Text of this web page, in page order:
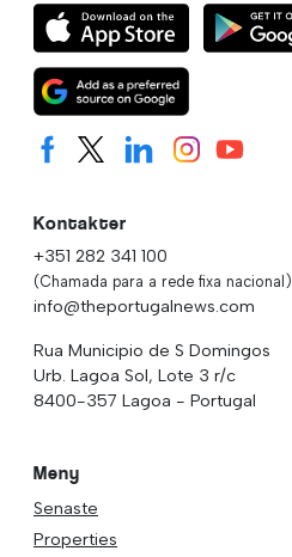
Kontakter
+351 282 341 100
(Chamada para a rede fixa nacional)
info@theportugalnews.com
Rua Municipio de S Domingos
Urb. Lagoa Sol, Lote 3 r/c
8400-357 Lagoa - Portugal
Meny
Senaste
Properties